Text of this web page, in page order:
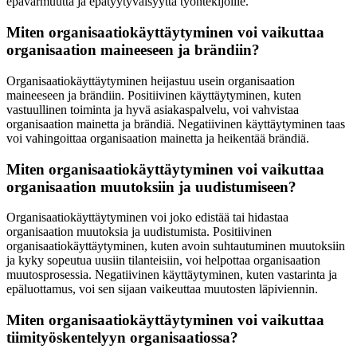
Miten organisaatiokäyttäytyminen voi vaikuttaa
organisaation maineeseen ja brändiin?
Organisaatiokäyttäytyminen heijastuu usein organisaation
maineeseen ja brändiin. Positiivinen käyttäytyminen, kuten
vastuullinen toiminta ja hyvä asiakaspalvelu, voi vahvistaa
organisaation mainetta ja brändiä. Negatiivinen käyttäytyminen taas
voi vahingoittaa organisaation mainetta ja heikentää brändiä.
Miten organisaatiokäyttäytyminen voi vaikuttaa
organisaation muutoksiin ja uudistumiseen?
Organisaatiokäyttäytyminen voi joko edistää tai hidastaa
organisaation muutoksia ja uudistumista. Positiivinen
organisaatiokäyttäytyminen, kuten avoin suhtautuminen muutoksiin
ja kyky sopeutua uusiin tilanteisiin, voi helpottaa organisaation
muutosprosessia. Negatiivinen käyttäytyminen, kuten vastarinta ja
epäluottamus, voi sen sijaan vaikeuttaa muutosten läpiviennin.
Miten organisaatiokäyttäytyminen voi vaikuttaa
tiimityöskentelyyn organisaatiossa?